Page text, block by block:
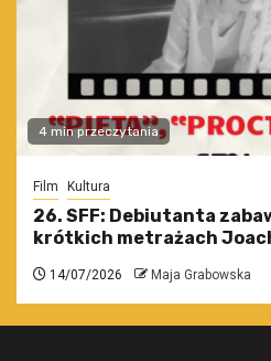
4 min przeczytania
Film Kultura
26. SFF: Debiutanta
krótkich metrażach
14/07/2026 Maja Grabowska